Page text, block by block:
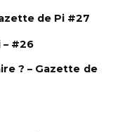
de Pi #27
– #26
? – Gazette de